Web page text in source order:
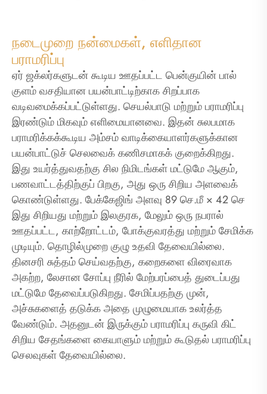
நடைமுறை நன்மைகள், எளிதான
பராமரிப்பு
ஏர் ஜக்லர்களுடன் கூடிய ஊதப்பட்ட பென்குயின் பால்
குளம் வசதியான பயன்பாட்டிற்காக சிறப்பாக
வடிவமைக்கப்பட்டுள்ளது. செயல்பாடு மற்றும் பராமரிப்பு
இரண்டும் மிகவும் எளிமையானவை. இதன் சுலபமாக
பராமரிக்கக்கூடிய அம்சம் வாடிக்கையாளர்களுக்கான
பயன்பாட்டுச் செலவைக் கணிசமாகக் குறைக்கிறது.
இது உயர்த்துவதற்கு சில நிமிடங்கள் மட்டுமே ஆகும்,
பணவாட்டத்திற்குப் பிறகு, அது ஒரு சிறிய அளவைக்
கொண்டுள்ளது. பேக்கேஜிங் அளவு 89 செ.மீ × 42 செ
இது சிறியது மற்றும் இலகுரக, மேலும் ஒரு நபரால்
ஊதப்பட்ட, காற்றோட்டம், போக்குவரத்து மற்றும் சேமிக்க
முடியும். தொழில்முறை குழு உதவி தேவையில்லை.
தினசரி சுத்தம் செய்வதற்கு, கறைகளை விரைவாக
அகற்ற, லேசான சோப்பு நீரில் மேற்பரப்பைத் துடைப்பது
மட்டுமே தேவைப்படுகிறது. சேமிப்பதற்கு முன்,
அச்சுகளைத் தடுக்க அதை முழுமையாக உலர்த்த
வேண்டும். அதனுடன் இருக்கும் பராமரிப்பு கருவி கிட்
சிறிய சேதங்களை கையாளும் மற்றும் கூடுதல் பராமரிப்பு
செலவுகள் தேவையில்லை.